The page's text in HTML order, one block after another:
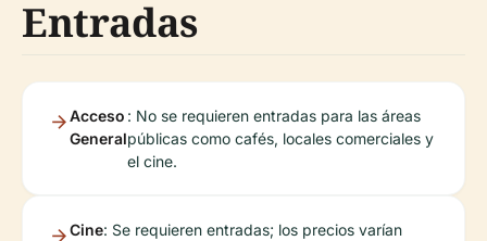
Entradas
Acceso
General
: No se requieren entradas para las áreas
públicas como cafés, locales comerciales y
el cine.
Cine: Se requieren entradas; los precios varían